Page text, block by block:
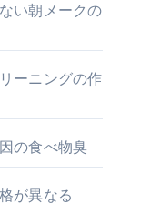
い朝メークの
ーニングの作
の食べ物臭
が異なる